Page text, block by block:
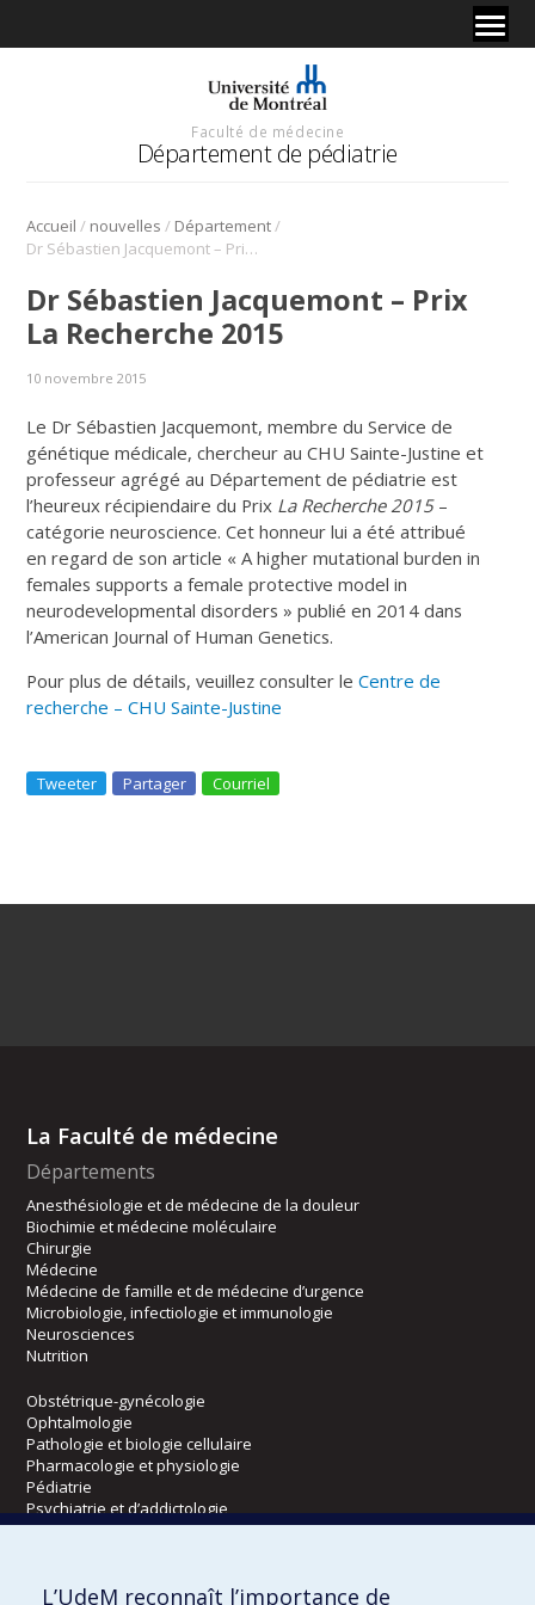
Faculté de médecine
Département de pédiatrie
Accueil / nouvelles / Département/
Dr Sébastien Jacquemont – Prix La Recherche 2015
Dr Sébastien Jacquemont – Prix
La Recherche 2015
10 novembre 2015
Le Dr Sébastien Jacquemont, membre du Service de
génétique médicale, chercheur au CHU Sainte-Justine et
professeur agrégé au Département de pédiatrie est
l’heureux récipiendaire du Prix La Recherche 2015–
catégorie neuroscience. Cet honneur lui a été attribué
en regard de son article « A higher mutational burden in
females supports a female protective model in
neurodevelopmental disorders » publié en 2014 dans
l’American Journal of Human Genetics.
Pour plus de détails, veuillez consulter leCentre de
recherche – CHU Sainte-Justine
Tweeter Partager Courriel
La Faculté de médecine
Départements
Anesthésiologie et de médecine de la douleur
Biochimie et médecine moléculaire
Chirurgie
Médecine
Médecine de famille et de médecine d’urgence
Microbiologie, infectiologie et immunologie
Neurosciences
Nutrition
Obstétrique-gynécologie
Ophtalmologie
Pathologie et biologie cellulaire
Pharmacologie et physiologie
Pédiatrie
Psychiatrie et d’addictologie
Radiologie, radio-oncologie et médecine nucléaire
L’UdeM reconnaît l’importance de